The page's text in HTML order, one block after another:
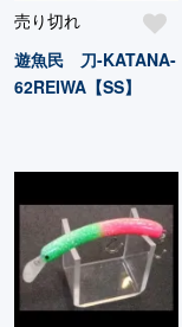
売り切れ
遊魚民 刀-KATANA-
62REIWA【SS】